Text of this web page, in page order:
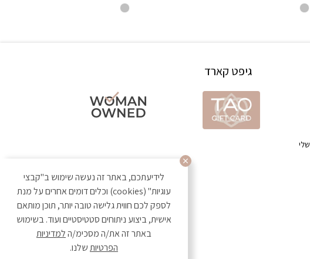
גיפט קארד
לידיעתכם, באתר זה נעשה שימוש ב"קבצי
עוגיות" (cookies) וכלים דומים אחרים על מנת
לספק לכם חווית גלישה טובה יותר, תוכן מותאם
אישית, ביצוע ניתוחים סטטיסטיים ועוד. בשימוש
באתר זה את/ה מסכימ/הלמדיניות
הפרטיותשלנו.